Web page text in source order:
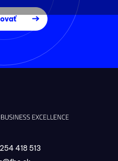
418 513